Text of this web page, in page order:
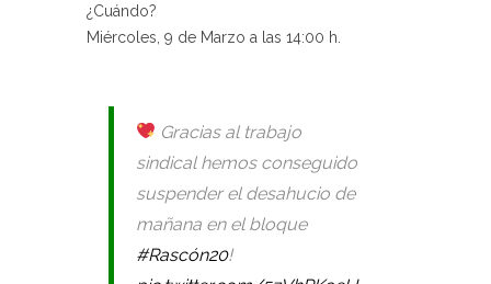
¿Cuándo?
Miércoles, 9 de Marzo a las 14:00 h.
Gracias al trabajo
sindical hemos conseguido
suspender el desahucio de
mañana en el bloque
#Rascón20!